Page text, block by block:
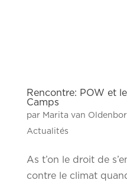
Rencontre: POW et
Camps
par Marita van
Actualités
As t’on le droit de
contre le climat